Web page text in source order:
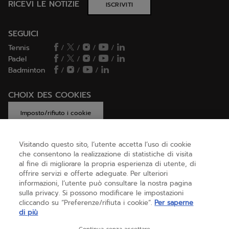
RICEVI LE NOTIZIE ISCRIVITI
SEGUICI
Tennis / / /
/
Padel
/ / /
/
Badminton
/ / /
CHOIX DES COOKIES
Imposto/rifiuto i cookie
AIUTO
CHI SIAMO
Visitando questo sito, l’utente accetta l’uso di cookie
che consentono la realizzazione di statistiche di visita
al fine di migliorare la propria esperienza di utente, di
offrire servizi e offerte adeguate. Per ulteriori
informazioni, l’utente può consultare la nostra pagina
sulla privacy. Si possono modificare le impostazioni
cliccando su “Preferenze/rifiuta i cookie”. Per saperne
di più